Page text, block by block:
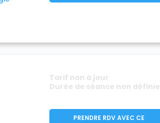
Tarif non à jour
Durée de séance non définie
PRENDRE RDV AVEC CE